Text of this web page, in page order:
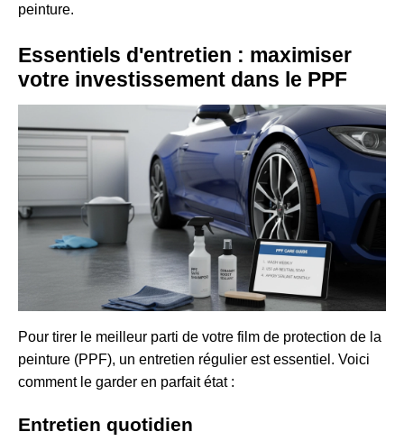
peinture.
Essentiels d'entretien : maximiser
votre investissement dans le PPF
Pour tirer le meilleur parti de votre film de protection de la
peinture (PPF), un entretien régulier est essentiel. Voici
comment le garder en parfait état :
Entretien quotidien